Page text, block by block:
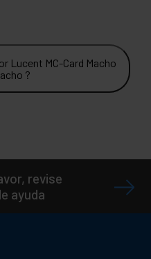
Lucent MC-Card Macho
?
revise
ayuda